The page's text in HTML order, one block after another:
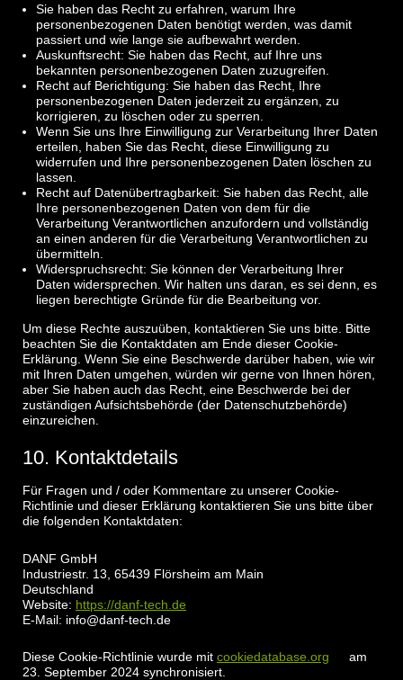
Sie haben das Recht zu erfahren, warum Ihre
personenbezogenen Daten benötigt werden, was damit
passiert und wie lange sie aufbewahrt werden.
Auskunftsrecht: Sie haben das Recht, auf Ihre uns
bekannten personenbezogenen Daten zuzugreifen.
Recht auf Berichtigung: Sie haben das Recht, Ihre
personenbezogenen Daten jederzeit zu ergänzen, zu
korrigieren, zu löschen oder zu sperren.
Wenn Sie uns Ihre Einwilligung zur Verarbeitung Ihrer Daten
erteilen, haben Sie das Recht, diese Einwilligung zu
widerrufen und Ihre personenbezogenen Daten löschen zu
lassen.
Recht auf Datenübertragbarkeit: Sie haben das Recht, alle
Ihre personenbezogenen Daten von dem für die
Verarbeitung Verantwortlichen anzufordern und vollständig
an einen anderen für die Verarbeitung Verantwortlichen zu
übermitteln.
Widerspruchsrecht: Sie können der Verarbeitung Ihrer
Daten widersprechen. Wir halten uns daran, es sei denn, es
liegen berechtigte Gründe für die Bearbeitung vor.
Um diese Rechte auszuüben, kontaktieren Sie uns bitte. Bitte
beachten Sie die Kontaktdaten am Ende dieser Cookie-
Erklärung. Wenn Sie eine Beschwerde darüber haben, wie wir
mit Ihren Daten umgehen, würden wir gerne von Ihnen hören,
aber Sie haben auch das Recht, eine Beschwerde bei der
zuständigen Aufsichtsbehörde (der Datenschutzbehörde)
einzureichen.
10. Kontaktdetails
Für Fragen und / oder Kommentare zu unserer Cookie-
Richtlinie und dieser Erklärung kontaktieren Sie uns bitte über
die folgenden Kontaktdaten:
DANF GmbH
Industriestr. 13, 65439 Flörsheim am Main
Deutschland
Website: https://danf-tech.de
E-Mail: info@danf-tech.de
Diese Cookie-Richtlinie wurde mit cookiedatabase.org
am
23. September 2024 synchronisiert.